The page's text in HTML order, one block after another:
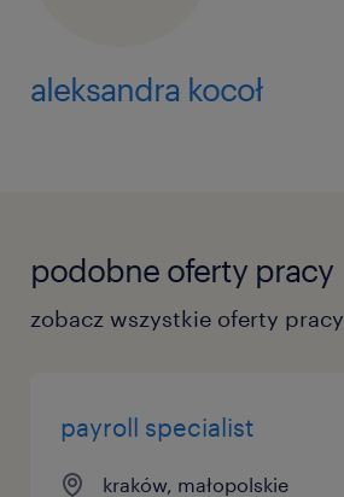
aleksandra kocoł
podobne oferty pracy
zobacz wszystkie oferty pracy
payroll specialist
kraków, małopolskie